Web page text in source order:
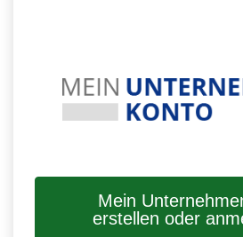
Mein
erstellen oder